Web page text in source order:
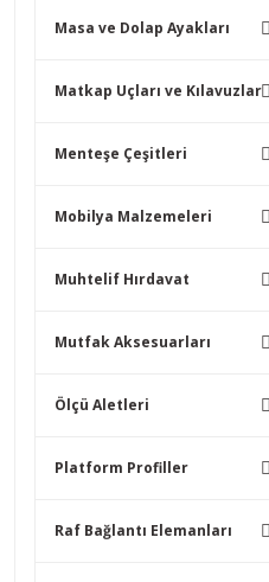
Masa ve Dolap Ayakları
Matkap Uçları ve Kılavuzlar
Menteşe Çeşitleri
Mobilya Malzemeleri
Muhtelif Hırdavat
Mutfak Aksesuarları
Ölçü Aletleri
Platform Profiller
Raf Bağlantı Elemanları